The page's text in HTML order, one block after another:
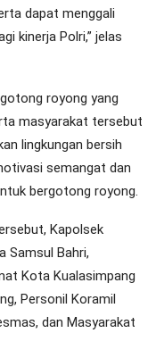
dapat menggali
kinerja Polri,” jelas
royong yang
masyarakat tersebut
lingkungan bersih
semangat dan
bergotong royong.
Kapolsek
Samsul Bahri,
Kota Kualasimpang
Personil Koramil
dan Masyarakat